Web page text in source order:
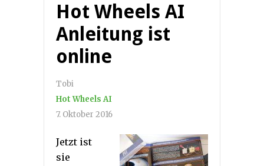
Hot Wheels AI
Anleitung ist
online
Tobi
Hot Wheels AI
7. Oktober 2016
Jetzt ist
sie